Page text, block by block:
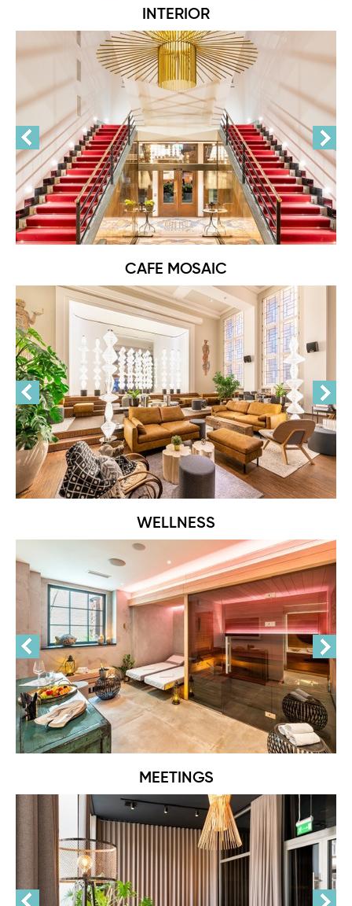
INTERIOR
CAFE MOSAIC
WELLNESS
MEETINGS